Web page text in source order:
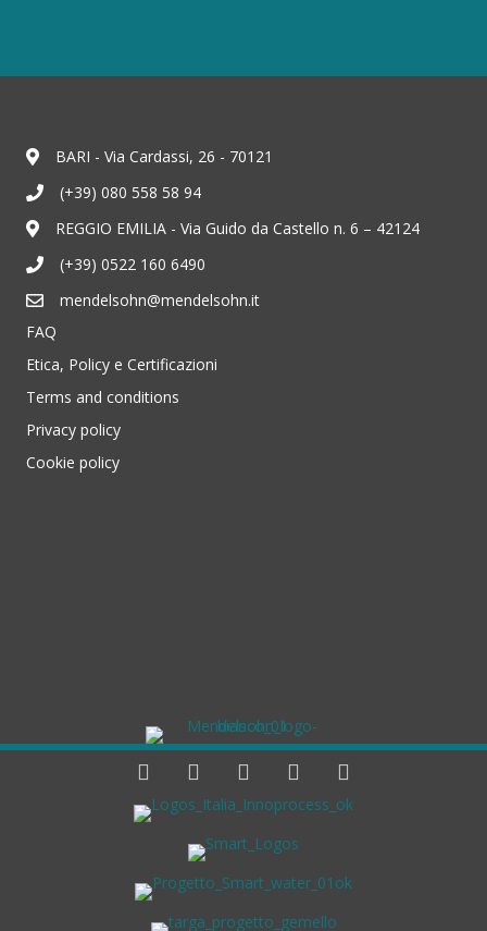
BARI - Via Cardassi, 26 - 70121
(+39) 080 558 58 94
REGGIO EMILIA - Via Guido da Castello n. 6 – 42124
(+39) 0522 160 6490
mendelsohn@mendelsohn.it
FAQ
Etica, Policy e Certificazioni
Terms and conditions
Privacy policy
Cookie policy